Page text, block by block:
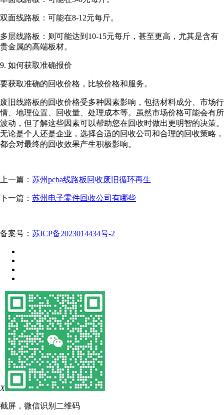
双面线路板：可能在8-12元每斤。
多层线路板：则可能达到10-15元每斤，甚至更高，尤其是含有
贵金属的高端板材。
9. 如何获取准确报价
要获取准确的回收价格，比较价格和服务。
废旧线路板的回收价格受多种因素影响，包括材料成分、市场行
情、地理位置、回收量、处理成本等。虽然市场价格可能会有所
波动，但了解这些因素可以帮助您在回收时做出更明智的决策。
无论是个人还是企业，选择合适的回收公司和合理的回收策略，
都会对最终的回收效果产生积极影响。
上一篇： 苏州pcba线路板回收废旧循环再生
下一篇： 苏州电子零件回收公司有哪些
备案号： 苏ICP备2023014434号-2
X
截屏，微信识别二维码